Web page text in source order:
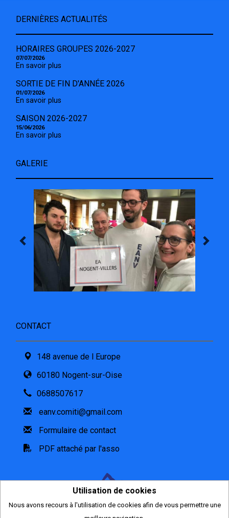
DERNIÈRES ACTUALITÉS
HORAIRES GROUPES 2026-2027
07/07/2026
En savoir plus
SORTIE DE FIN D'ANNÉE 2026
01/07/2026
En savoir plus
SAISON 2026-2027
15/06/2026
En savoir plus
GALERIE
CONTACT
148 avenue de l Europe
60180 Nogent-sur-Oise
0688507617
eanv.comiti@gmail.com
Formulaire de contact
PDF attaché par l'asso
Utilisation de cookies
Nous avons recours à l'utilisation de cookies afin de vous permettre une